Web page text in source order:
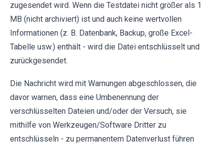
zugesendet wird. Wenn die Testdatei nicht größer als 1
MB (nicht archiviert) ist und auch keine wertvollen
Informationen (z. B. Datenbank, Backup, große Excel-
Tabelle usw.) enthält - wird die Datei entschlüsselt und
zurückgesendet.
Die Nachricht wird mit Warnungen abgeschlossen, die
davor warnen, dass eine Umbenennung der
verschlüsselten Dateien und/oder der Versuch, sie
mithilfe von Werkzeugen/Software Dritter zu
entschlüsseln - zu permanentem Datenverlust führen